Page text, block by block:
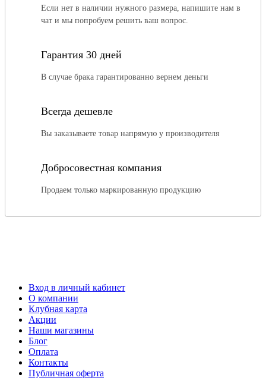
Если нет в наличии нужного размера, напишите нам в
чат и мы попробуем решить ваш вопрос.
Гарантия 30 дней
В случае брака гарантированно вернем деньги
Всегда дешевле
Вы заказываете товар напрямую у производителя
Добросовестная компания
Продаем только маркированную продукцию
Вход в личный кабинет
О компании
Клубная карта
Акции
Наши магазины
Блог
Оплата
Контакты
Публичная оферта